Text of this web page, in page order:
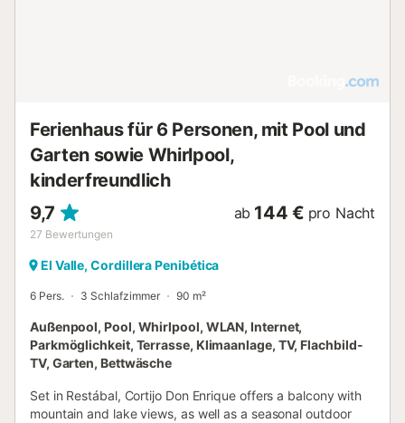
Ferienhaus für 6 Personen, mit Pool und
Garten sowie Whirlpool,
kinderfreundlich
9,7
27 Bewertungen
ab 144 € pro Nacht
El Valle, Cordillera Penibética
6 Pers. 3 Schlafzimmer 90 m²
Außenpool, Pool, Whirlpool, WLAN, Internet,
Parkmöglichkeit, Terrasse, Klimaanlage, TV, Flachbild-
TV, Garten, Bettwäsche
Set in Restábal, Cortijo Don Enrique offers a balcony with
mountain and lake views, as well as a seasonal outdoor